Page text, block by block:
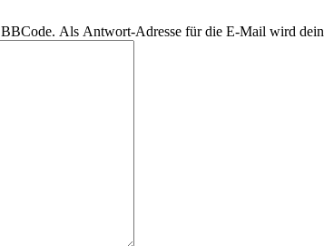
Als Antwort-Adresse für die E-Mail wird